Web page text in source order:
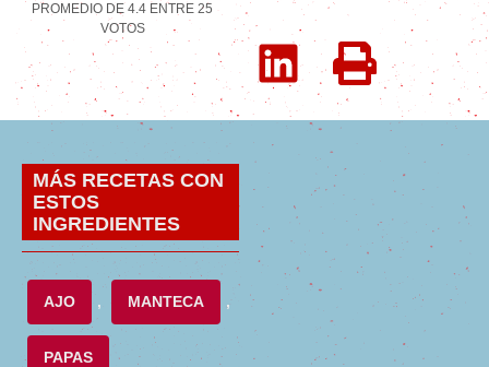
PROMEDIO DE 4.4 ENTRE 25
VOTOS
MÁS RECETAS CON
ESTOS
INGREDIENTES
AJO , MANTECA ,
PAPAS